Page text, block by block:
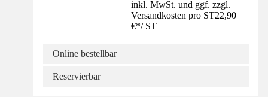
inkl. MwSt. und ggf. zzgl.
Versandkosten pro ST22,90
€*/ ST
Online bestellbar
Reservierbar